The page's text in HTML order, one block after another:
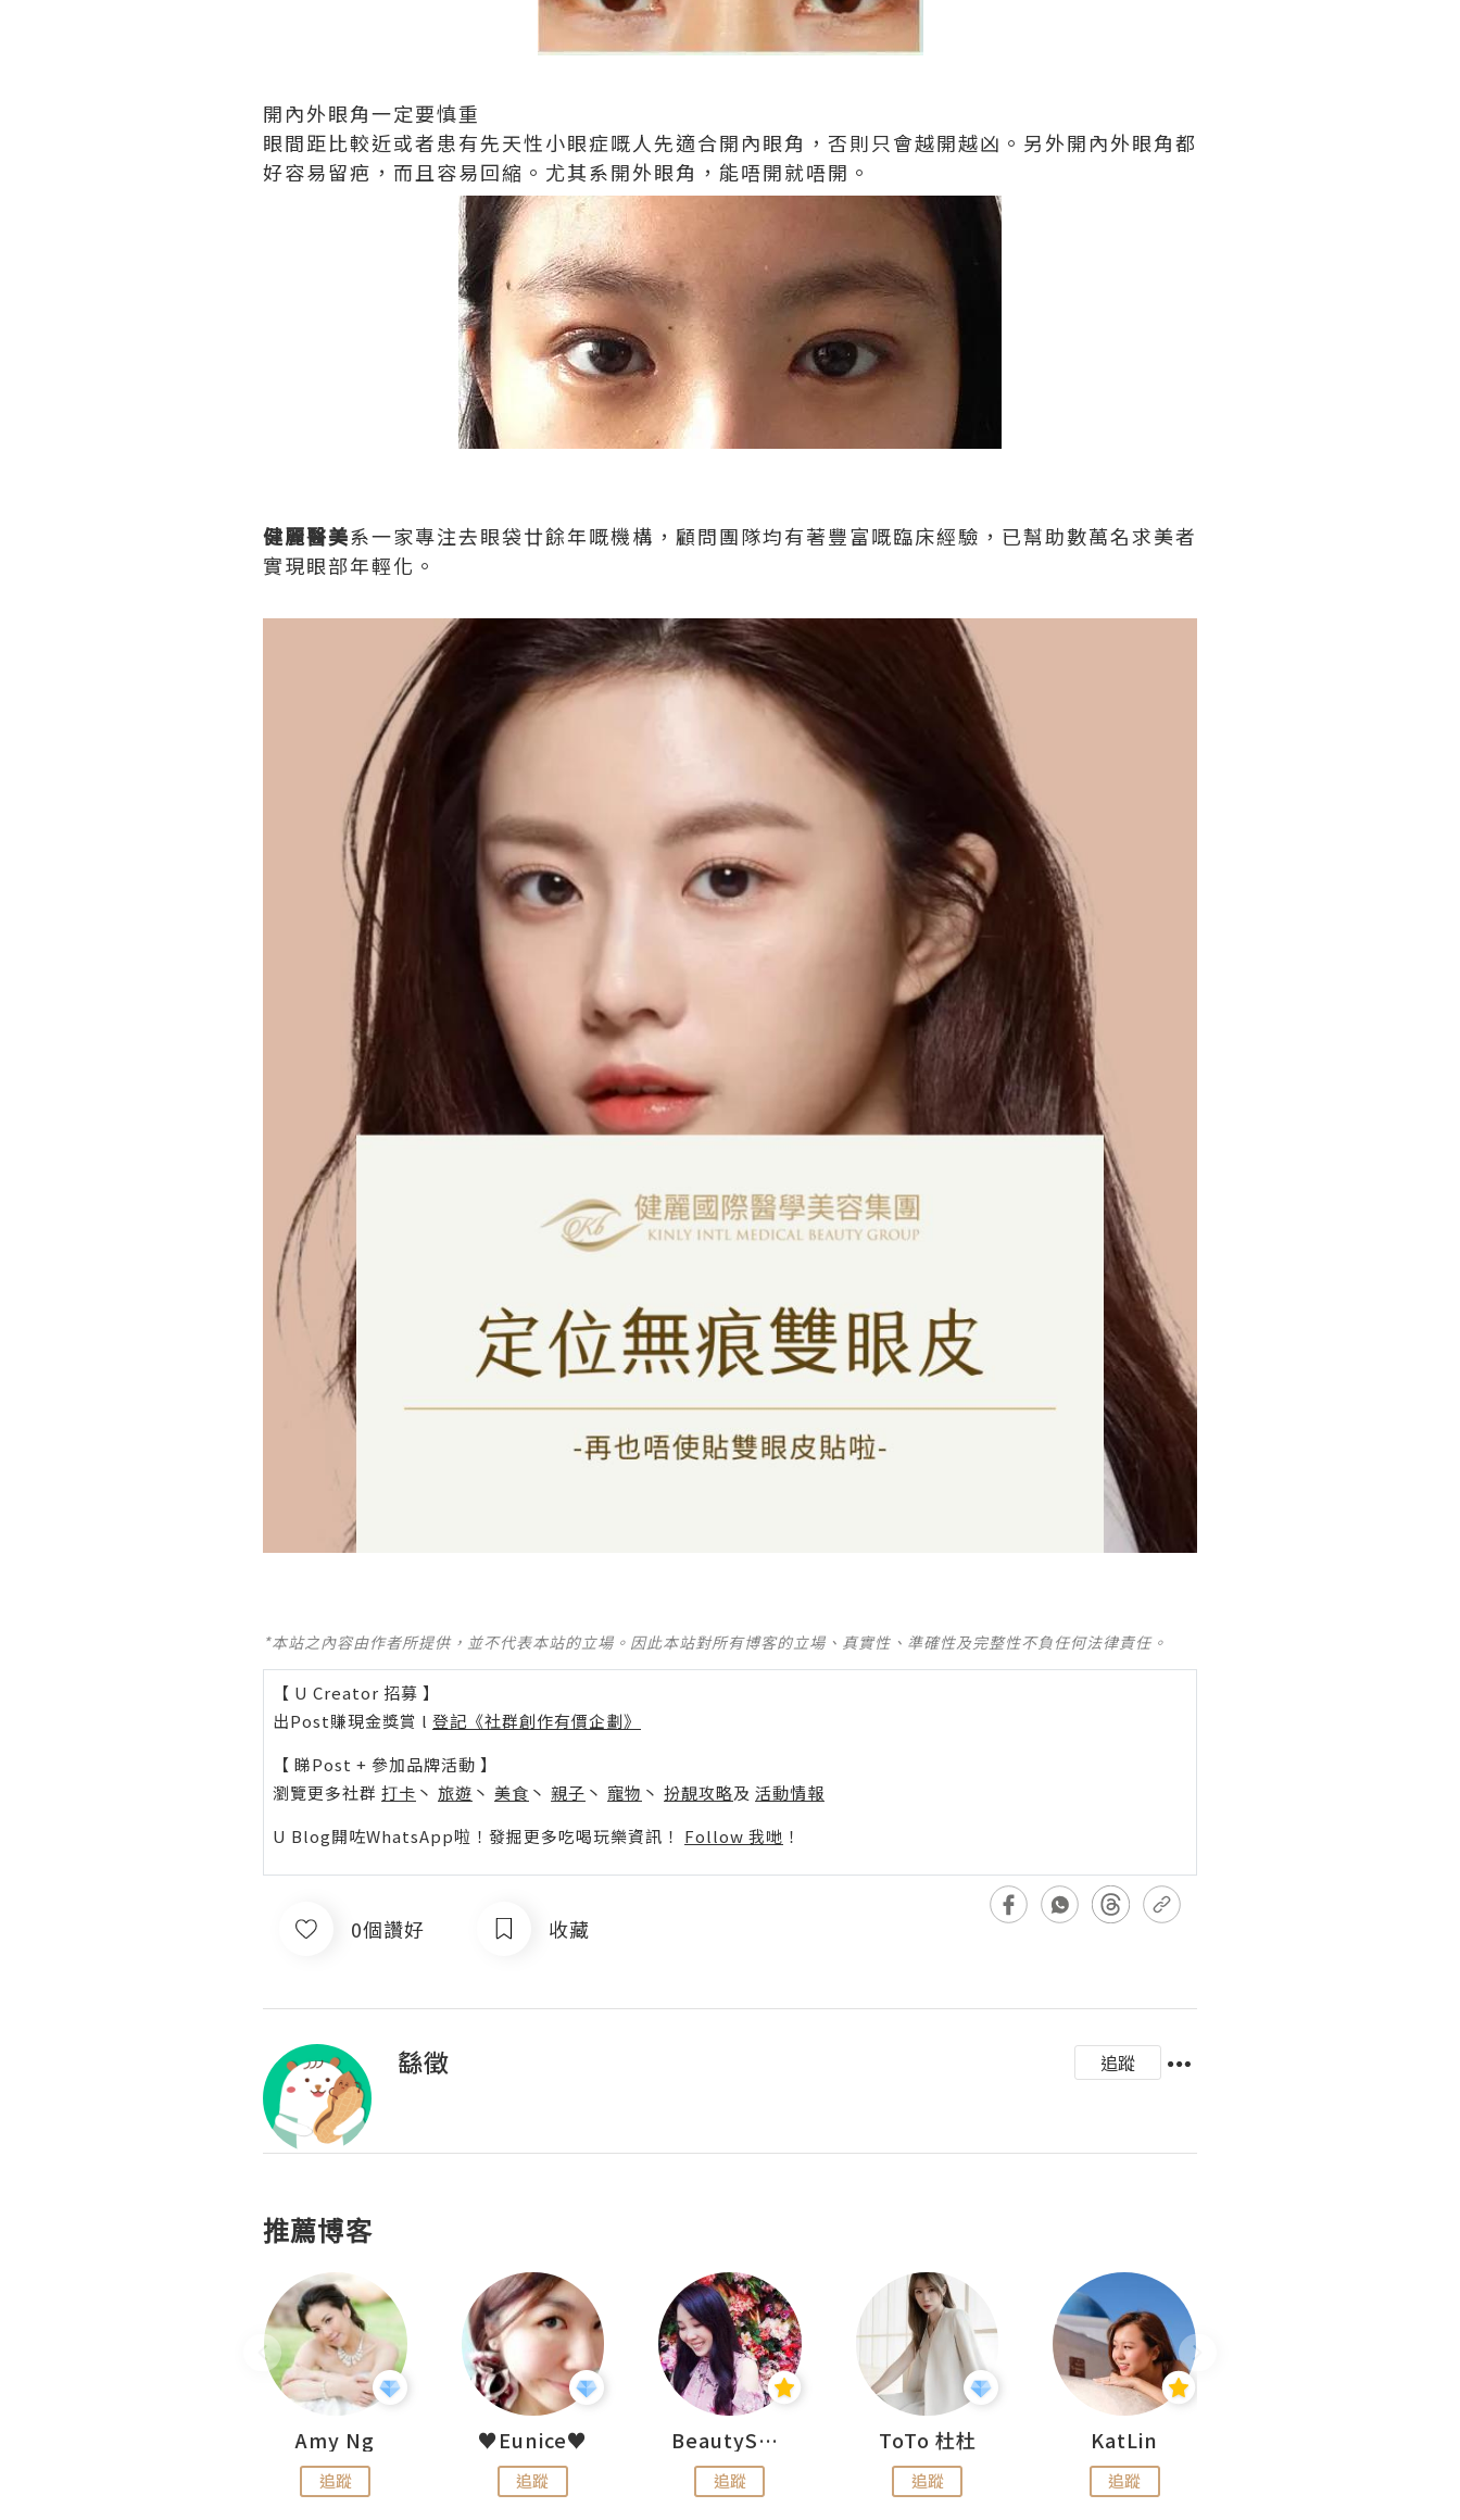
開內外眼角一定要慎重
眼間距比較近或者患有先天性小眼症嘅人先適合開內眼角，否則只會越開越凶。另外開內外眼角都
好容易留疤，而且容易回縮。尤其系開外眼角，能唔開就唔開。
健麗醫美系一家專注去眼袋廿餘年嘅機構，顧問團隊均有著豐富嘅臨床經驗，已幫助數萬名求美者
實現眼部年輕化。
*本站之內容由作者所提供，並不代表本站的立場。因此本站對所有博客的立場、真實性、準確性及完整性不負任何法律責任。
【 U Creator 招募 】
出Post賺現金獎賞 l 登記《社群創作有價企劃》
【 睇Post + 參加品牌活動 】
瀏覽更多社群 打卡 丶 旅遊 丶 美食 丶 親子 丶 寵物 丶 扮靚攻略及 活動情報
U Blog開咗WhatsApp啦！發掘更多吃喝玩樂資訊！ Follow 我哋 ！
0個讚好 收藏
繇徵 追蹤
推薦博客
Amy Ng
追蹤
♥Eunice♥
追蹤
BeautySearch
追蹤
ToTo 杜杜
追蹤
KatLin
追蹤